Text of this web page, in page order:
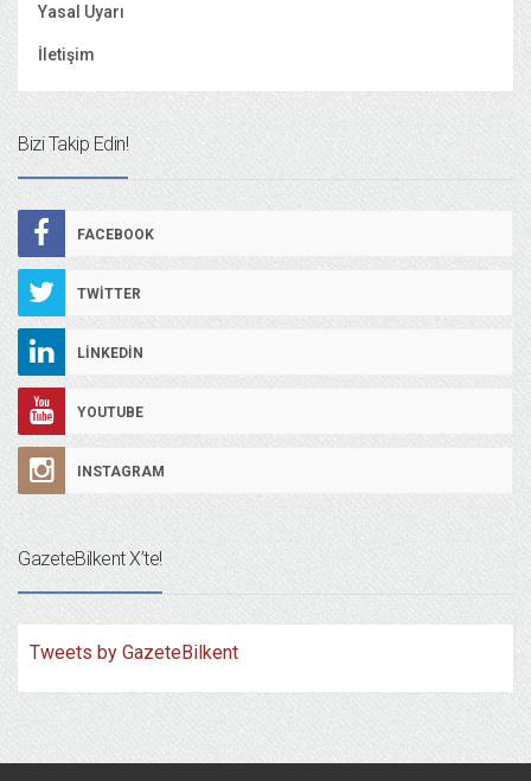
Yasal Uyarı
İletişim
Bizi Takip Edin!
FACEBOOK
TWITTER
LINKEDIN
YOUTUBE
INSTAGRAM
GazeteBilkent X’te!
Tweets by GazeteBilkent